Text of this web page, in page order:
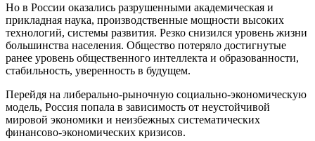
Но в России оказались разрушенными академическая и
прикладная наука, производственные мощности высоких
технологий, системы развития. Резко снизился уровень жизни
большинства населения. Общество потеряло достигнутые
ранее уровень общественного интеллекта и образованности,
стабильность, уверенность в будущем.
Перейдя на либерально-рыночную социально-экономическую
модель, Россия попала в зависимость от неустойчивой
мировой экономики и неизбежных систематических
финансово-экономических кризисов.